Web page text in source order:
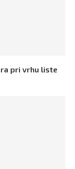
pri vrhu liste